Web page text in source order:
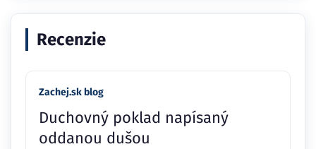
Recenzie
Zachej.sk blog
Duchovný poklad napísaný
oddanou dušou